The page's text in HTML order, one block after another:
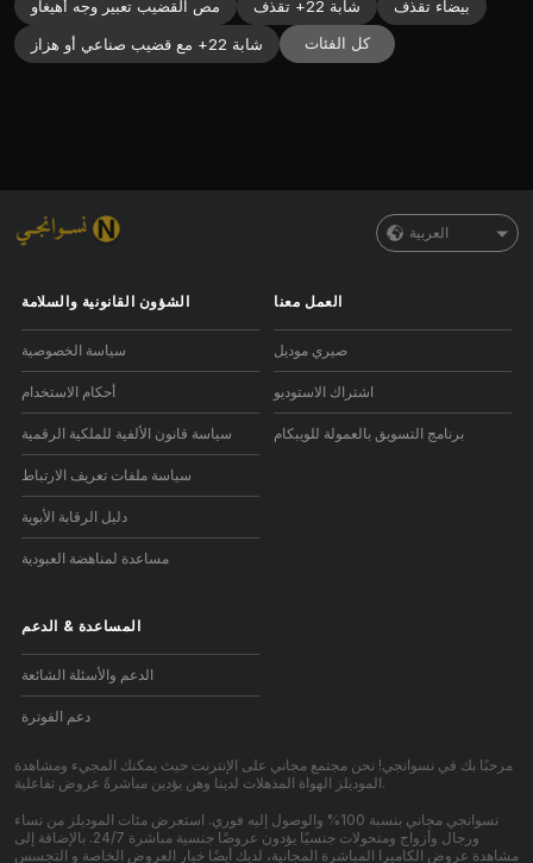
مص القضيب تعبير وجه أهيغاو
شابة 22+ تقذف
بيضاء تقذف
شابة 22+ مع قضيب صناعي أو هزاز
كل الفئات
العربية
الشؤون القانونية والسلامة
سياسة الخصوصية
أحكام الاستخدام
سياسة قانون الألفية للملكية الرقمية
سياسة ملفات تعريف الارتباط
دليل الرقابة الأبوية
مساعدة لمناهضة العبودية
العمل معنا
صيري موديل
اشتراك الاستوديو
برنامج التسويق بالعمولة للويبكام
المساعدة & الدعم
الدعم والأسئلة الشائعة
دعم الفوترة
مرحبًا بك في نسوانجي! نحن مجتمع مجاني على الإنترنت حيث يمكنك المجيء ومشاهدة
الموديلز الهواة المذهلات لدينا وهن يؤدين مباشرةً عروض تفاعلية.
نسوانجي مجاني بنسبة 100% والوصول إليه فوري. استعرض مئات الموديلز من نساء
ورجال وأزواج ومتحولات جنسيًا يؤدون عروضًا جنسية مباشرة 24/7. بالإضافة إلى
مشاهدة عروض الكاميرا المباشرة المجانية، لديك أيضًا خيار العروض الخاصة و التجسس